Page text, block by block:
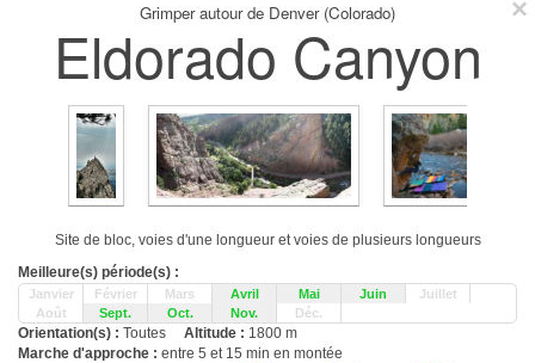
Grimper autour de Denver (Colorado)
Eldorado Canyon
Site de bloc, voies d'une longueur et voies de plusieurs longueurs
Meilleure(s) période(s) :
Janvier Février Mars Avril Mai Juin
Juillet
Août
Sept. Oct. Nov. Déc.
Orientation(s) : Toutes Altitude : 1800 m
Marche d'approche : entre 5 et 15 min en montée